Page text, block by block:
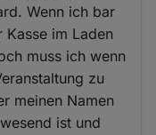
Wenn ich bar
im Laden
muss ich wenn
zu
meinen Namen
ist und